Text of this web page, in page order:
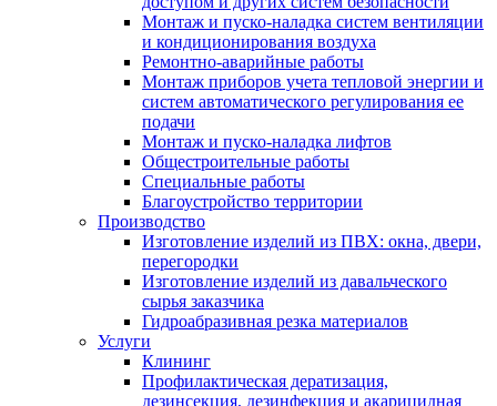
Монтаж и пуско-наладка систем вентиляции
и кондиционирования воздуха
Ремонтно-аварийные работы
Монтаж приборов учета тепловой энергии и
систем автоматического регулирования ее
подачи
Монтаж и пуско-наладка лифтов
Общестроительные работы
Специальные работы
Благоустройство территории
Производство
Изготовление изделий из ПВХ: окна, двери,
перегородки
Изготовление изделий из давальческого
сырья заказчика
Гидроабразивная резка материалов
Услуги
Клининг
Профилактическая дератизация,
дезинсекция, дезинфекция и акарицидная